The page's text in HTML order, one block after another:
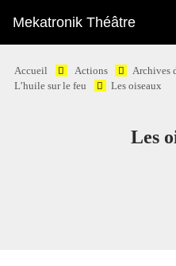
Mekatronik Théâtre
Accueil Actions
Archives
L’huile sur le feu
Les oiseaux
Les